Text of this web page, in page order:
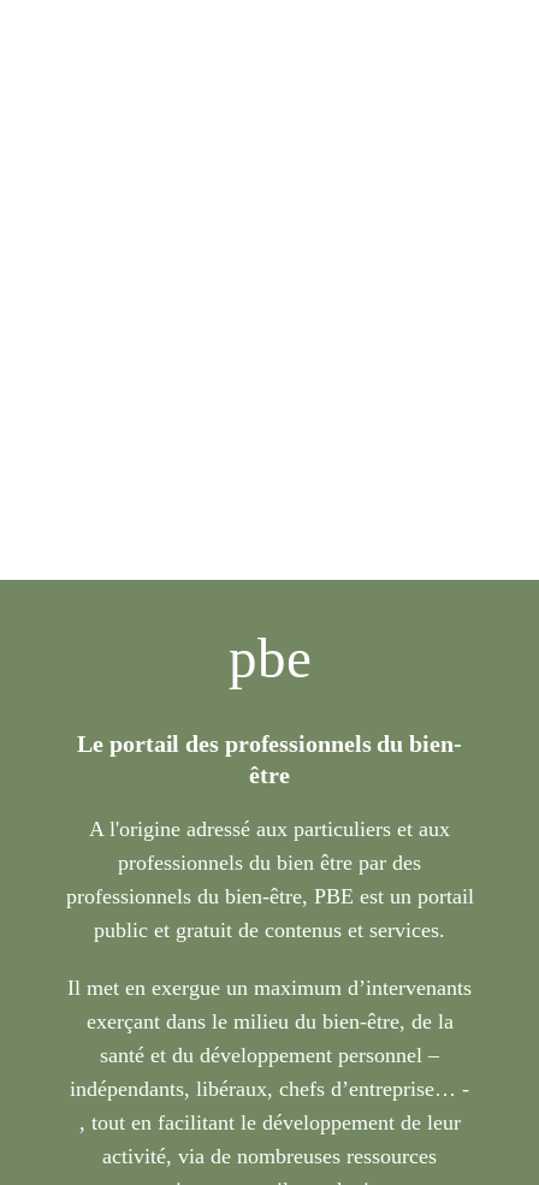
pbe
Le portail des professionnels du bien-
être
A l'origine adressé aux particuliers et aux
professionnels du bien être par des
professionnels du bien-être, PBE est un portail
public et gratuit de contenus et services.
Il met en exergue un maximum d’intervenants
exerçant dans le milieu du bien-être, de la
santé et du développement personnel –
indépendants, libéraux, chefs d’entreprise… -
, tout en facilitant le développement de leur
activité, via de nombreuses ressources